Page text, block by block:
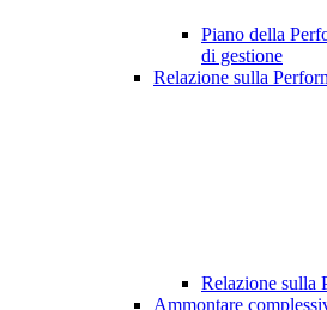
Piano della
di gestione
Relazione sulla
Relazione sulla
Ammontare